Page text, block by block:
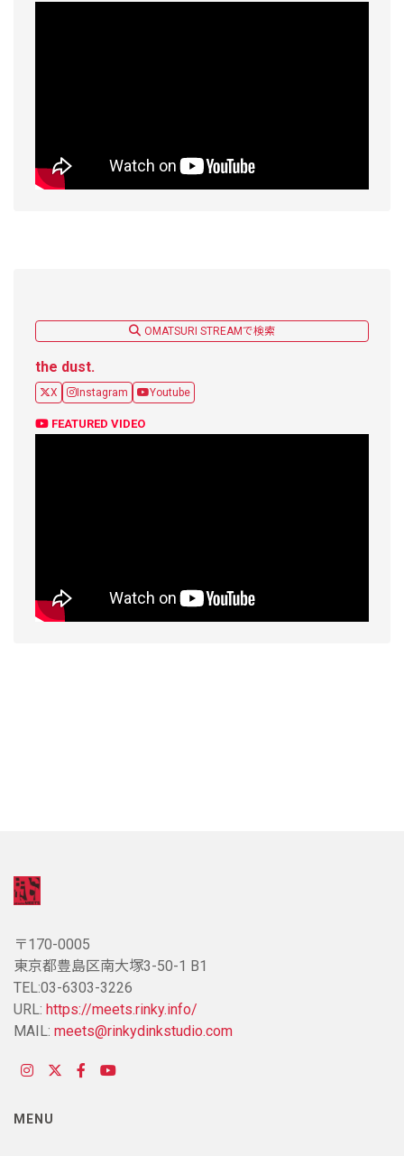
OMATSURI STREAMで検索
the dust.
X Instagram Youtube
FEATURED VIDEO
〒170-0005
東京都豊島区南大塚3-50-1 B1
TEL:03-6303-3226
URL: https://meets.rinky.info/
MAIL: meets@rinkydinkstudio.com
MENU